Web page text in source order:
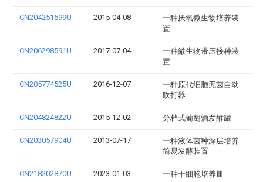
CN204251599U 2015-04-08
一种厌氧微生物培养装
置
CN206298591U 2017-07-04
一种微生物带压接种装
置
CN205774525U 2016-12-07
一种原代细胞无菌自动
吹打器
CN204824822U 2015-12-02 分档式葡萄酒发酵罐
CN203057904U 2013-07-17
一种液体菌种深层培养
简易发酵装置
CN218202870U 2023-01-03 一种干细胞培养皿